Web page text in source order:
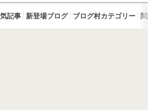
記事 新登場ブログ ブログ村カテゴリー